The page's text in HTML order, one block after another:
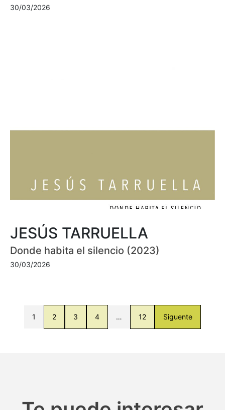
30/03/2026
JESÚS TARRUELLA
Donde habita el silencio (2023)
30/03/2026
1 2 3 4 … 12 Siguente